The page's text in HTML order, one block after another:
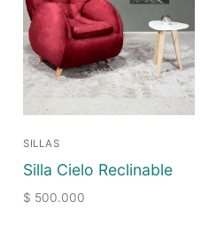
SILLAS
Silla Cielo Reclinable
$ 500.000